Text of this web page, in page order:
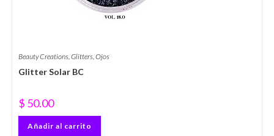
Beauty Creations,Glitters,Ojos
Glitter Solar BC
$ 50.00
Añadir al carrito